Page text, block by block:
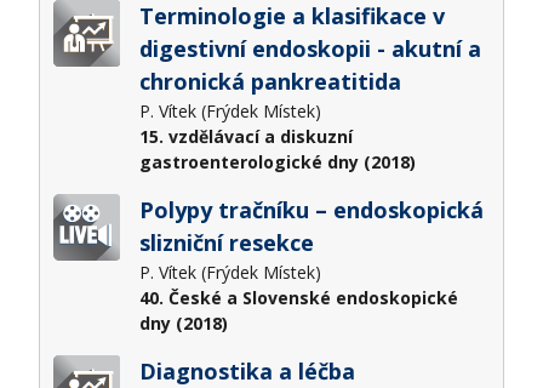
Terminologie a klasifikace v
digestivní endoskopii - akutní a
chronická pankreatitida
P. Vítek (Frýdek Místek)
15. vzdělávací a diskuzní
gastroenterologické dny (2018)
Polypy tračníku – endoskopická
slizniční resekce
P. Vítek (Frýdek Místek)
40. České a Slovenské endoskopické
dny (2018)
Diagnostika a léčba